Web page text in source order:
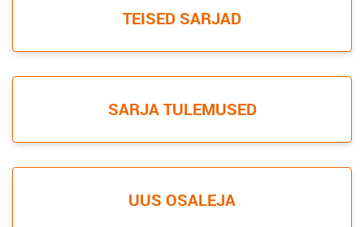
TEISED SARJAD
SARJA TULEMUSED
UUS OSALEJA